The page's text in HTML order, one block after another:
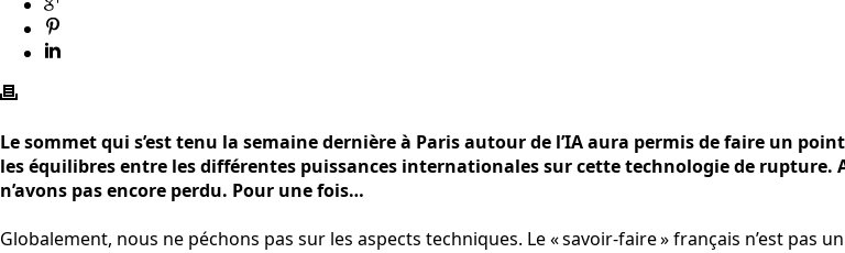
Le sommet qui s’est tenu la semaine dernière à Paris autour de l’IA aura permis de faire un
les équilibres entre les différentes puissances internationales sur cette technologie de
n’avons pas encore perdu. Pour une fois…
Globalement, nous ne péchons pas sur les aspects techniques. Le « savoir-faire » français n’est pas